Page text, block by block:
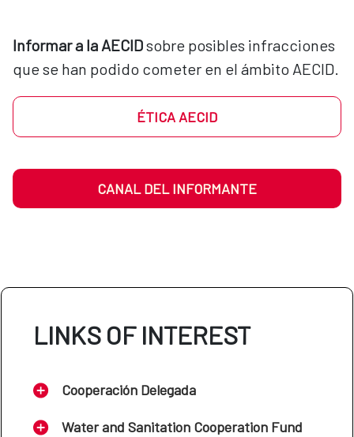
Informar a la AECID sobre posibles infracciones
que se han podido cometer en el ámbito AECID.
ÉTICA AECID
CANAL DEL INFORMANTE
LINKS OF INTEREST
Cooperación Delegada
Water and Sanitation Cooperation Fund